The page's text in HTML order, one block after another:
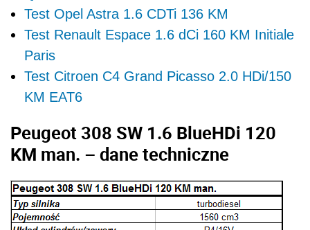
Test Opel Astra 1.6 CDTi 136 KM
Test Renault Espace 1.6 dCi 160 KM Initiale
Paris
Test Citroen C4 Grand Picasso 2.0 HDi/150
KM EAT6
Peugeot 308 SW 1.6 BlueHDi 120
KM man. – dane techniczne